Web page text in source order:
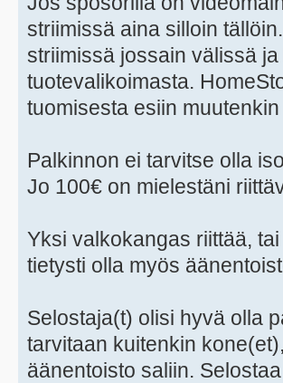
striimissä aina silloin
striimissä jossain välissä
tuotevalikoimasta.
tuomisesta esiin
Palkinnon ei tarvitse olla
Jo 100€ on mielestäni
Yksi valkokangas riittää,
tietysti olla myös
Selostaja(t) olisi hyvä olla
tarvitaan kuitenkin
äänentoisto saliin.